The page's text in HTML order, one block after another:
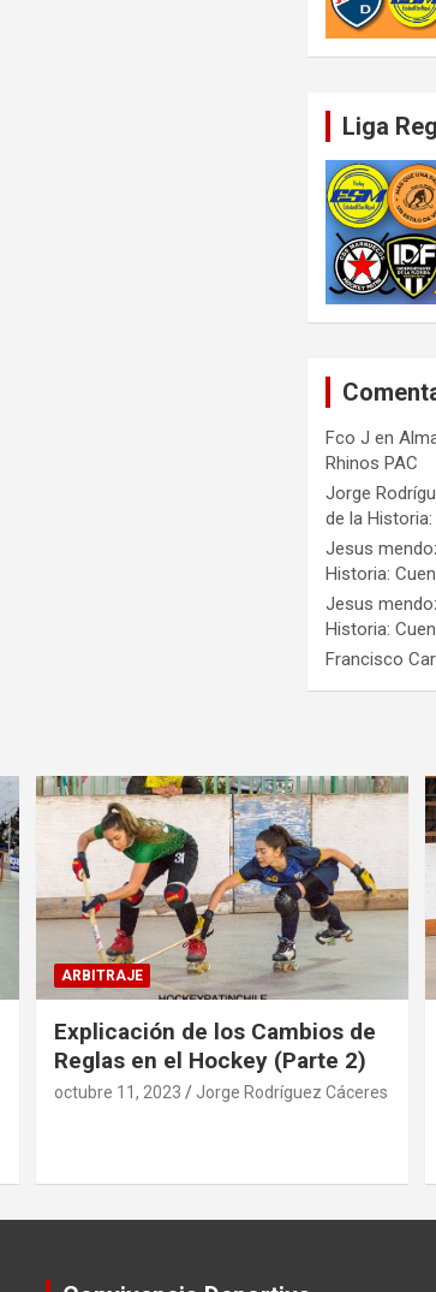
Liga
Fco J en
Rhinos PAC
Jorge
de la
Jesus
Historia:
Jesus
Historia:
Francisco
ARBITRAJE
Explicación de los Cambios de
Reglas en el Hockey (Parte 2)
octubre 11, 2023 Jorge Rodríguez Cáceres